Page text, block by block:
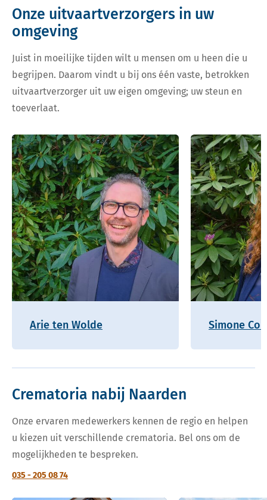
Onze uitvaartverzorgers in uw
omgeving
Juist in moeilijke tijden wilt u mensen om u heen die u
begrijpen. Daarom vindt u bij ons één vaste, betrokken
uitvaartverzorger uit uw eigen omgeving; uw steun en
toeverlaat.
Arie ten Wolde Simone
Crematoria nabij Naarden
Onze ervaren medewerkers kennen de regio en helpen
u kiezen uit verschillende crematoria. Bel ons om de
mogelijkheden te bespreken.
035 - 205 08 74